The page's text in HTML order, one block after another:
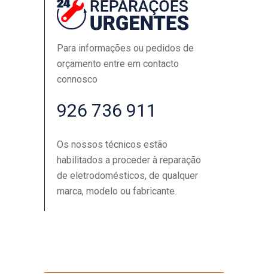
Para informações ou pedidos de
orçamento entre em contacto
connosco
926 736 911
Os nossos técnicos estão
habilitados a proceder à reparação
de eletrodomésticos, de qualquer
marca, modelo ou fabricante.